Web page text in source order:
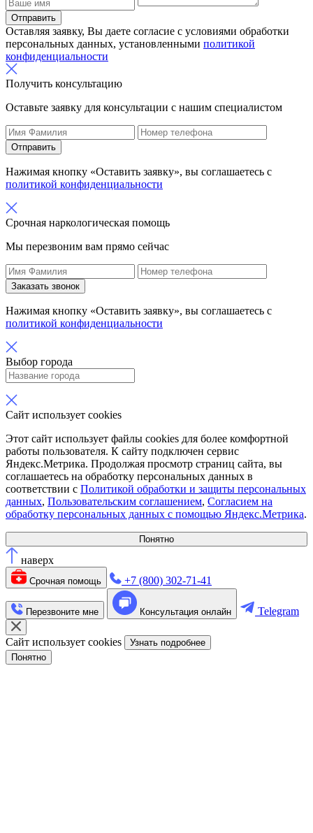
Отправить
Оставляя заявку, Вы даете согласие с условиями обработки
персональных данных, установленными политикой
конфиденциальности
Получить консультацию
Оставьте заявку для консультации с нашим специалистом
Отправить
Нажимая кнопку «Оставить заявку», вы соглашаетесь с
политикой конфиденциальности
Срочная наркологическая помощь
Мы перезвоним вам прямо сейчас
Заказать звонок
Нажимая кнопку «Оставить заявку», вы соглашаетесь с
политикой конфиденциальности
Выбор города
Сайт использует cookies
Этот сайт использует файлы cookies для более комфортной
работы пользователя. К сайту подключен сервис
Яндекс.Метрика. Продолжая просмотр страниц сайта, вы
соглашаетесь на обработку персональных данных в
соответствии с Политикой обработки и защиты персональных
данных, Пользовательским соглашением, Согласием на
обработку персональных данных с помощью Яндекс.Метрика.
Понятно
наверх
Срочная помощь +7 (800) 302-71-41
Перезвоните мне Консультация онлайн Telegram
Сайт использует cookies
Узнать подробнее
Понятно